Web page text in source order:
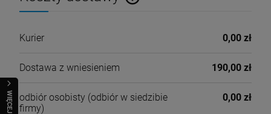
WIĘCEJ
Cena nie zawiera ewentualnych kosztów płatności
Kurier 0,00 zł
Dostawa z wniesieniem 190,00 zł
odbiór osobisty (odbiór w siedzibie
firmy)
0,00 zł